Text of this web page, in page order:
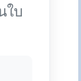
ใบ